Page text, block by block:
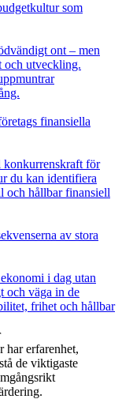
som
ont – men
och utveckling.
finansiella
konkurrenskraft för
du kan identifiera
och hållbar finansiell
av stora
i dag utan
och väga in de
frihet och hållbar
har erfarenhet,
de viktigaste